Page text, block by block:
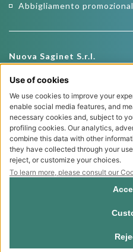
Abbigliamento
Nuova Saginet S.r.l.
Via Roma, 19
Tel.+39 031 781569
Fax +39 031 511989
E-mail info@nuovasaginet.it
P.I. 03161450139
Privacy policy